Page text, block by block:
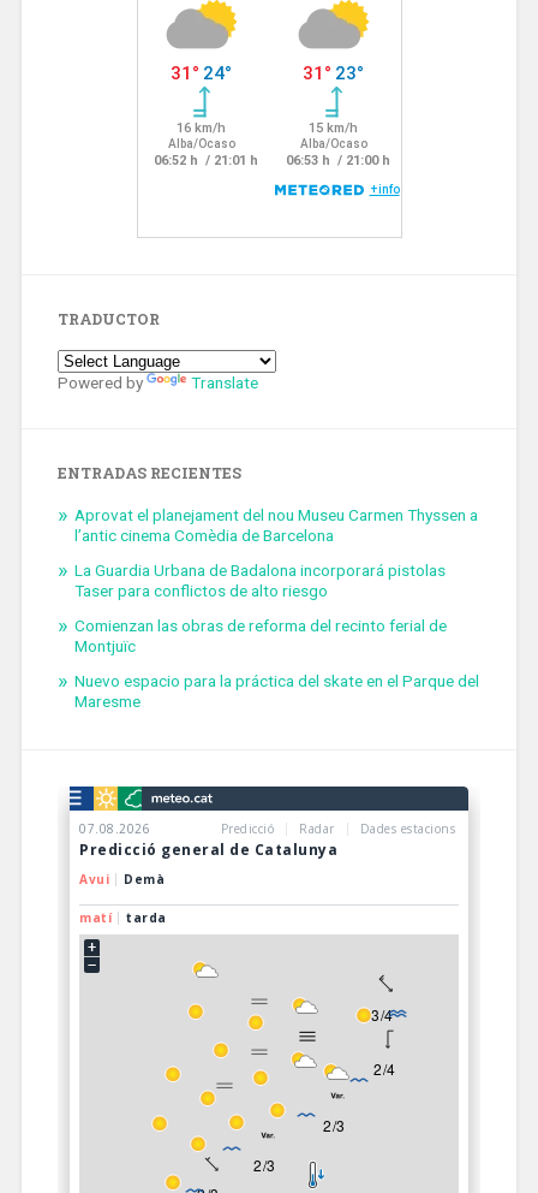
TRADUCTOR
Powered by Translate
ENTRADAS RECIENTES
Aprovat el planejament del nou Museu Carmen Thyssen a
l’antic cinema Comèdia de Barcelona
La Guardia Urbana de Badalona incorporará pistolas
Taser para conflictos de alto riesgo
Comienzan las obras de reforma del recinto ferial de
Montjuïc
Nuevo espacio para la práctica del skate en el Parque del
Maresme